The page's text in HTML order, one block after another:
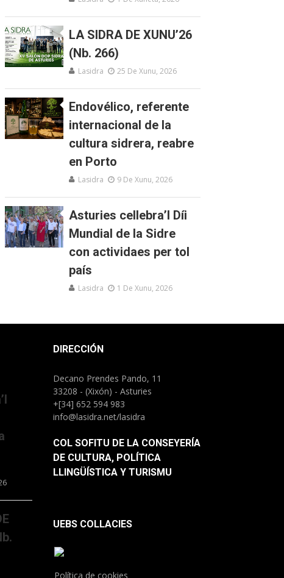
LA SIDRA DE XUNU’26
(Nb. 266)
Lasidra 25 De Xunu, 2026
Endovélico, referente
internacional de la
cultura sidrera, reabre
en Porto
Lasidra 9 De Xunu, 2026
Asturies cellebra’l Díi
Mundial de la Sidre
con actividaes per tol
país
Lasidra 1 De Xunu, 2026
DIRECCIÓN
Decano Prendes Pando, 11
33208 - (Xixón) - Asturies
+[34] 652 594 983
info@lasidra.net/lasidra
COL SOFITU DE LA CONSEYERÍA
DE CULTURA, POLÍTICA
LLINGÜÍSTICA Y TURISMU
UEBS COLLACIES
Política de cookies